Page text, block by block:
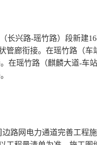
长兴路-瑶竹路）段新建
管廊衔接。在瑶竹路（
在瑶竹路（麒麟大道-车
边路网电力通道完善工程